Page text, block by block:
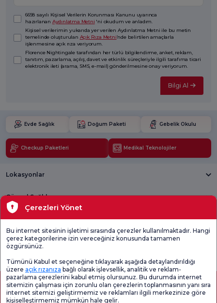
6698 sayılı Kişisel Verilerin Korunması Kanunu uyarınca
hazırlanan Aydınlatma Metni 'ni okudum ve anladım.
Kişisel verilerimin yukarıda yer verilen Aydınlatma Metni ile bu metin
temelinde oluşturulan Açık Rıza Metni’nde belirtilen amaçlarla
işlenmesine açık rıza veriyorum.
Florence Nightingale tarafından her türlü bilgilendirme, anket, reklam,
tanıtım, pazarlama, açılış, davet ve etkinlik süreçleriyle ilgili tarafıma ticari
elektronik ileti (arama, SMS, e-mail) gönderilmesine onay veriyorum.
Bilgi Al
Evde Sağlık Doğum Paketi Gebelik Okulu
Checkup Paketleri Medikal Teknolojiler
Lokasyonlar
Güncel Sağlık
Tıbbi Birimler
Genel
Memnuniyet
Çerezleri Yönet
Bu internet sitesinin işletimi sırasında çerezler kullanılmaktadır. Hangi
çerez kategorilerine izin vereceğiniz konusunda tamamen
özgürsünüz.
Tümünü Kabul et seçeneğine tıklayarak aşağıda detaylandırıldığı
üzere açık rızanıza bağlı olarak işlevsellik, analitik ve reklam-
pazarlama çerezlerini kabul etmiş olursunuz. Bu durumda internet
sitemizin çalışması için zorunlu olan çerezlerin toplanmasının yanı sıra
internet sitemizi geliştirmemiz ve reklamları ilgili merkezinize göre
kişiselleştirmemiz mümkün hale gelir.